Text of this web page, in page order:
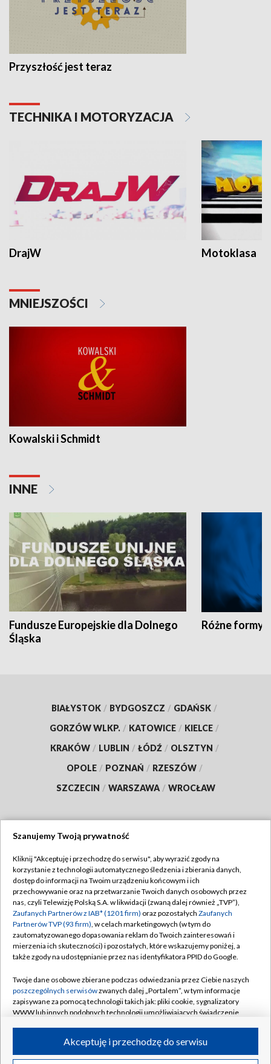
Przyszłość jest teraz
TECHNIKA I MOTORYZACJA
DrajW Motoklasa
MNIEJSZOŚCI
Kowalski i Schmidt
INNE
Fundusze Europejskie dla Dolnego
Śląska
Różne formy
BIAŁYSTOK / BYDGOSZCZ / GDAŃSK /
GORZÓW WLKP. / KATOWICE / KIELCE /
KRAKÓW / LUBLIN / ŁÓDŹ / OLSZTYN /
OPOLE / POZNAŃ / RZESZÓW /
SZCZECIN / WARSZAWA / WROCŁAW
TVP
Abonament TVP
Emisja w TVP
Centrum informacji TVP
Naziemna Telewizja Cyfrowa
Rada Programowa
System NOS
Informacje o nadawcy
Program dla prasy
Regulamin TVP
Polityka prywatności
Moje zgody
Pomoc
Kontakt
Kanały
©2026 Telewizja Polska S.A. w likwidacji
Szanujemy Twoją prywatność
Kliknij "Akceptuję i przechodzę do serwisu", aby wyrazić zgody na
korzystanie z technologii automatycznego śledzenia i zbierania danych,
dostęp do informacji na Twoim urządzeniu końcowym i ich
przechowywanie oraz na przetwarzanie Twoich danych osobowych przez
nas, czyli Telewizję Polską S.A. w likwidacji (zwaną dalej również „TVP”),
Zaufanych Partnerów z IAB* (1201 firm) oraz pozostałych Zaufanych
Partnerów TVP (93 firm), w celach marketingowych (w tym do
zautomatyzowanego dopasowania reklam do Twoich zainteresowań i
mierzenia ich skuteczności) i pozostałych, które wskazujemy poniżej, a
także zgody na udostępnianie przez nas identyfikatora PPID do Google.
Twoje dane osobowe zbierane podczas odwiedzania przez Ciebie naszych
poszczególnych serwisówzwanych dalej „Portalem”, w tym informacje
zapisywane za pomocą technologii takich jak: pliki cookie, sygnalizatory
WWW lub innych podobnych technologii umożliwiających świadczenie
ruchu w Internecie.Akceptuję i przechodzę do serwisu